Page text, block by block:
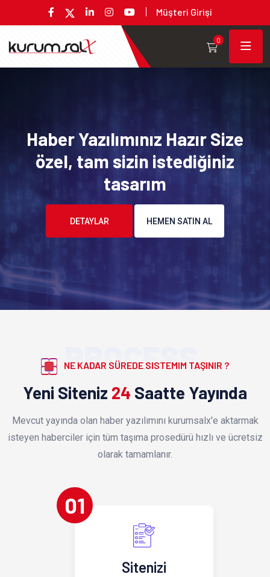
Müşteri Girişi
0
Haber Yazılımınız Hazır Size
özel, tam sizin istediğiniz
tasarım
DETAYLAR HEMEN SATIN AL
PROCESS
NE KADAR SÜREDE SISTEMIM TAŞINIR ?
Yeni Siteniz 24 Saatte Yayında
Mevcut yayında olan haber yazılımını kurumsalx'e aktarmak
isteyen haberciler için tüm taşıma prosedürü hızlı ve ücretsiz
olarak tamamlanır.
01
Sitenizi